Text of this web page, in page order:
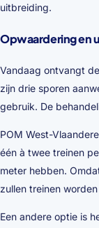
uitbreiding.
Opwaardering en
Vandaag ontvangt
zijn drie sporen
gebruik. De
POM West-
één à twee treinen
meter hebben.
zullen treinen
Een andere optie is